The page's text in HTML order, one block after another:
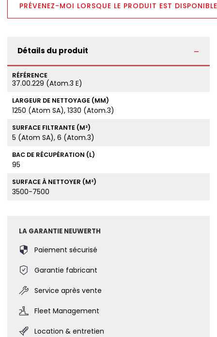
Détails du produit
RÉFÉRENCE
37.00.229 (Atom.3 E)
LARGEUR DE NETTOYAGE (MM)
1250 (Atom SA), 1330 (Atom.3)
SURFACE FILTRANTE (M²)
5 (Atom SA), 6 (Atom.3)
BAC DE RÉCUPÉRATION (L)
95
SURFACE À NETTOYER (M²)
3500-7500
LA GARANTIE NEUWERTH
Paiement sécurisé
Garantie fabricant
Service après vente
Fleet Management
Location & entretien